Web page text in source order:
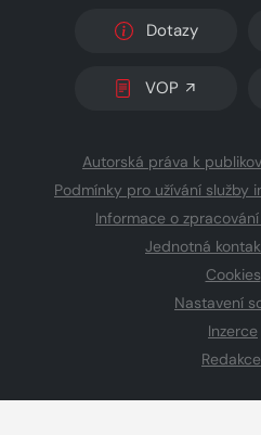
Dotazy
VOP
Autorská práva k
Podmínky pro užívání služby
Informace o
Jednotná
Cookies
Nastavení
Inzerce
Redakce